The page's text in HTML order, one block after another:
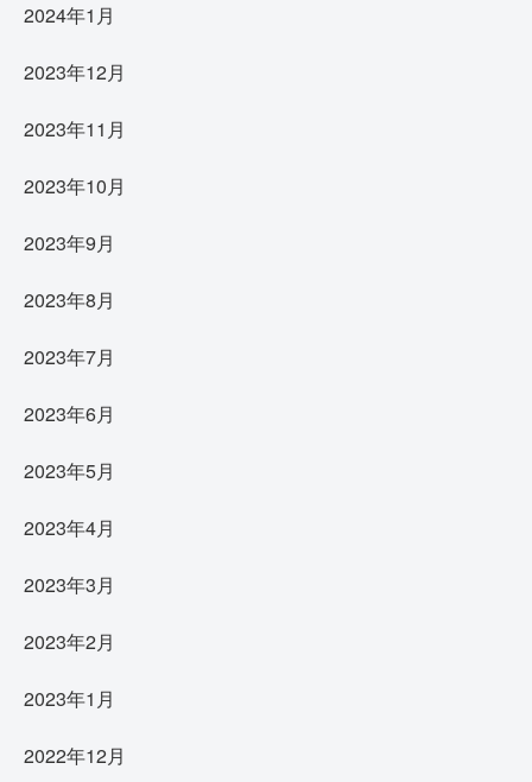
2024年1月
2023年12月
2023年11月
2023年10月
2023年9月
2023年8月
2023年7月
2023年6月
2023年5月
2023年4月
2023年3月
2023年2月
2023年1月
2022年12月